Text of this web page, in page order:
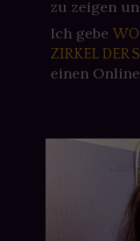
zu zeigen
Ich gebe
ZIRKEL DER
einen